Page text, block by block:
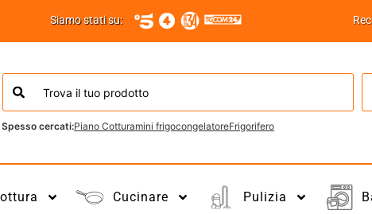
Siamo stati su:
Spesso cercati:Piano Cotturamini frigocongelatoreFrigorifero
Cucinare Pulizia